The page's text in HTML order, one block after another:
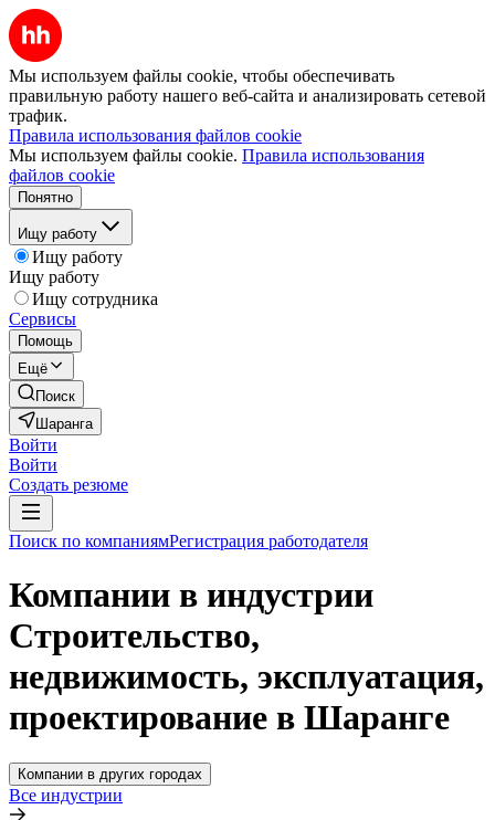
Мы используем файлы cookie, чтобы обеспечивать
правильную работу нашего веб-сайта и анализировать сетевой
трафик.
Правила использования файлов cookie
Мы используем файлы cookie. Правила использования
файлов cookie
Понятно
Ищу работу
Ищу работу
Ищу работу
Ищу сотрудника
Сервисы
Помощь
Ещё
Поиск
Шаранга
Войти
Войти
Создать резюме
Поиск по компаниямРегистрация работодателя
Компании в индустрии
Строительство,
недвижимость, эксплуатация,
проектирование в Шаранге
Компании в других городах
Все индустрии